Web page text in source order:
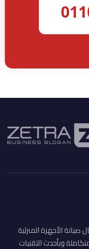
الأجهزة المنزلية
وبأحدث التقنيات